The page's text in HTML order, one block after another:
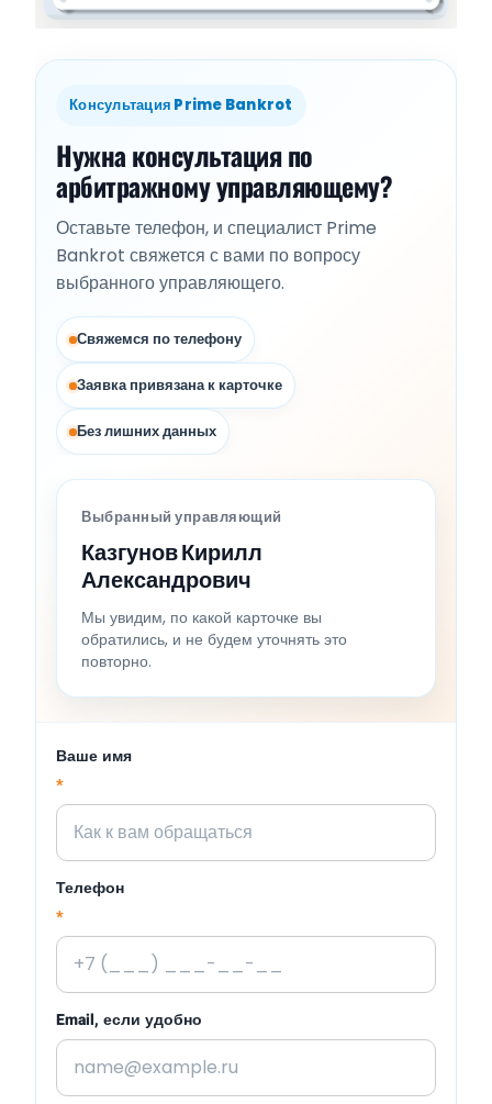
Консультация Prime Bankrot
Нужна консультация по
арбитражному управляющему?
Оставьте телефон, и специалист Prime
Bankrot свяжется с вами по вопросу
выбранного управляющего.
Свяжемся по телефону
Заявка привязана к карточке
Без лишних данных
Выбранный управляющий
Казгунов Кирилл
Александрович
Мы увидим, по какой карточке вы
обратились, и не будем уточнять это
повторно.
Ваше имя
*
Телефон
*
Email, если удобно